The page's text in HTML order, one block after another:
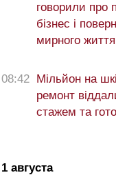
говорили про
бізнес і
мирного життя
08:42
Мільйон на
ремонт
стажем та
1 августа